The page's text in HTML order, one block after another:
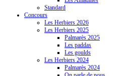
Standard
Concours
Les Herbiers 2026
Les Herbiers 2025
Palmarès 2025
Les paddas
Les goulds
Les Herbiers 2024
Palmarès 2024